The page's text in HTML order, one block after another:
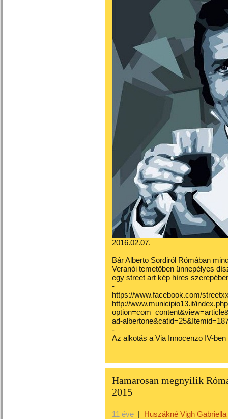
2016.02.07.
Bár Alberto Sordiról Rómában
Veranói temetőben ünnepélyes
egy street art kép híres
-
https://www.facebook.com/
http://www.municipio13.it/
ad-
-
Az alkotás a Via Innocenzo IV-
Hamarosan megnyílik
2015
11 éve | Huszákné Vigh Gabriella